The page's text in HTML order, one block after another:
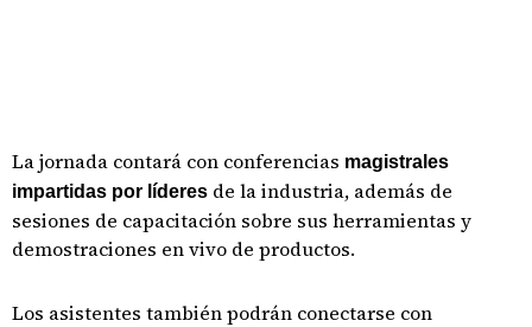
La jornada contará con conferencias magistrales
impartidas por líderes de la industria, además de
sesiones de capacitación sobre sus herramientas y
demostraciones en vivo de productos.
Los asistentes también podrán conectarse con